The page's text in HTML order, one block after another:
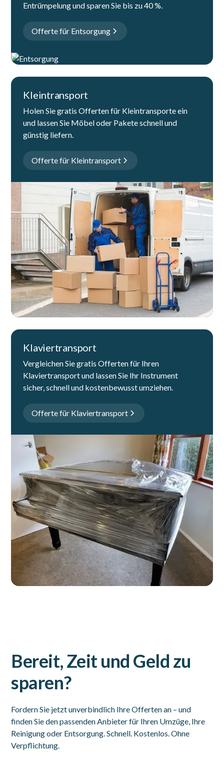
Entrümpelung und sparen Sie bis zu 40 %.
Offerte für Entsorgung
Kleintransport
Holen Sie gratis Offerten für Kleintransporte ein
und lassen Sie Möbel oder Pakete schnell und
günstig liefern.
Offerte für Kleintransport
Klaviertransport
Vergleichen Sie gratis Offerten für Ihren
Klaviertransport und lassen Sie Ihr Instrument
sicher, schnell und kostenbewusst umziehen.
Offerte für Klaviertransport
Bereit, Zeit und Geld zu
sparen?
Fordern Sie jetzt unverbindlich Ihre Offerten an – und
finden Sie den passenden Anbieter für Ihren Umzüge, Ihre
Reinigung oder Entsorgung. Schnell. Kostenlos. Ohne
Verpflichtung.